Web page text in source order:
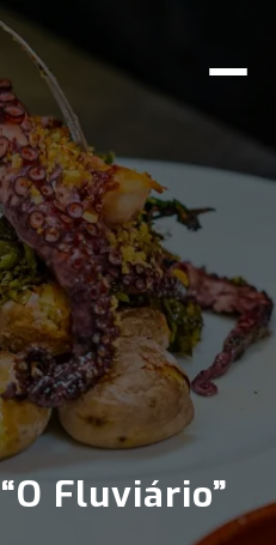
Fluviário”